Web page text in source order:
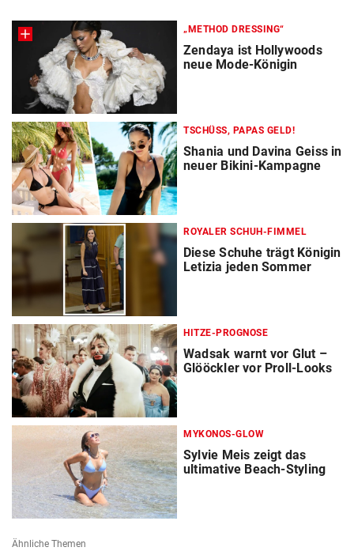
„METHOD DRESSING“
Zendaya ist Hollywoods
neue Mode-Königin
TSCHÜSS, PAPAS GELD!
Shania und Davina Geiss in
neuer Bikini-Kampagne
ROYALER SCHUH-FIMMEL
Diese Schuhe trägt Königin
Letizia jeden Sommer
HITZE-PROGNOSE
Wadsak warnt vor Glut –
Glööckler vor Proll-Looks
MYKONOS-GLOW
Sylvie Meis zeigt das
ultimative Beach-Styling
Ähnliche Themen